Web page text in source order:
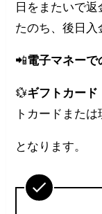
日をまたいで
たのち、後日入
📲電子マネーで
💱ギフトカー
トカードまた
となります。